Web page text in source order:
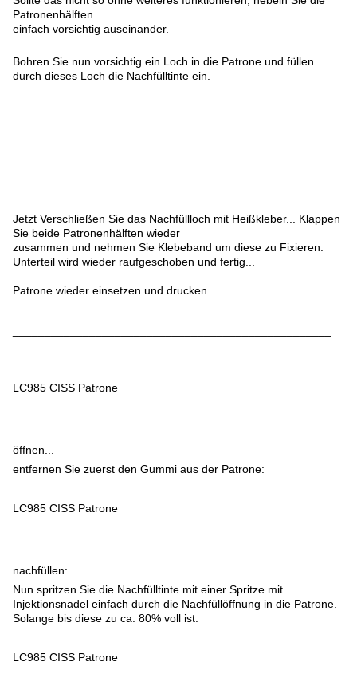
Patronenhälften
einfach vorsichtig auseinander.
Bohren Sie nun vorsichtig ein Loch in die Patrone und füllen
durch dieses Loch die Nachfülltinte ein.
Jetzt Verschließen Sie das Nachfüllloch mit Heißkleber... Klappen
Sie beide Patronenhälften wieder
zusammen und nehmen Sie Klebeband um diese zu Fixieren.
Unterteil wird wieder raufgeschoben und fertig...
Patrone wieder einsetzen und drucken...
LC985 CISS Patrone
öffnen...
entfernen Sie zuerst den Gummi aus der Patrone:
LC985 CISS Patrone
nachfüllen:
Nun spritzen Sie die Nachfülltinte mit einer Spritze mit
Injektionsnadel einfach durch die Nachfüllöffnung in die Patrone.
Solange bis diese zu ca. 80% voll ist.
LC985 CISS Patrone